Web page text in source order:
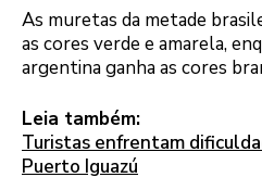
As muretas da metade
as cores verde e amarela,
argentina ganha as cores
Leia também:
Turistas enfrentam
Puerto Iguazú